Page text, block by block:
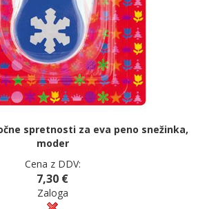
spretnosti za eva peno snežinka,
moder
Cena z DDV:
7,30 €
Zaloga